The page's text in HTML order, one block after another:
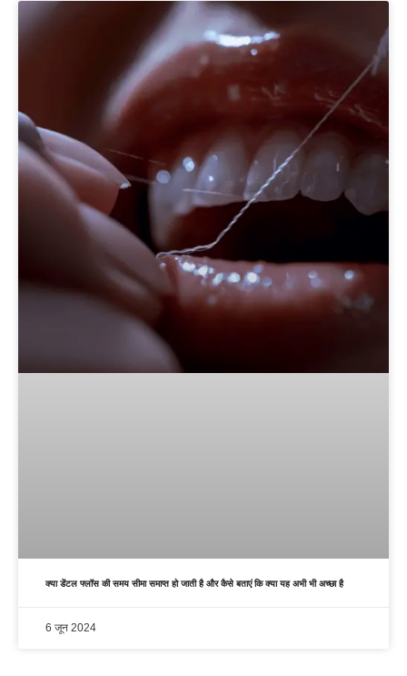
क्या डेंटल फ्लॉस की समय सीमा समाप्त हो जाती है और कैसे बताएं कि क्या यह अभी भी अच्छा है
6 जून 2024